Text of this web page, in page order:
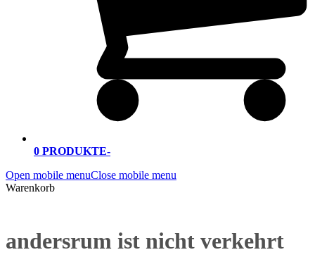
0 PRODUKTE-
Open mobile menuClose mobile menu
Warenkorb
andersrum ist nicht verkehrt